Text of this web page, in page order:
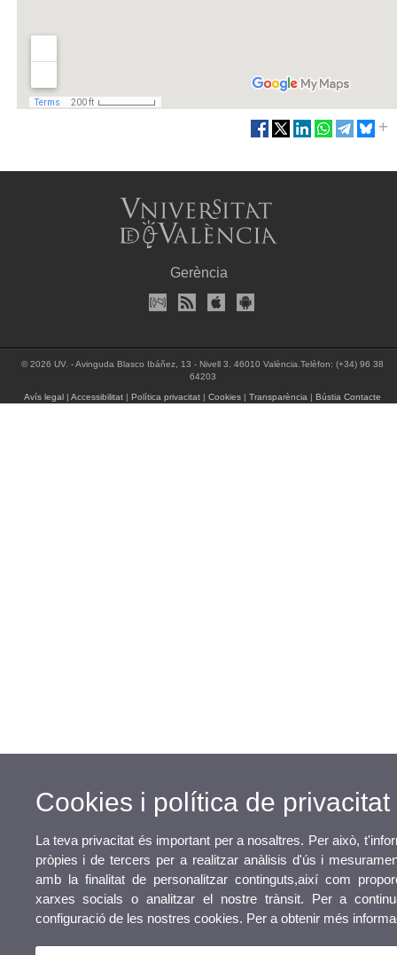
Gerència
© 2026 UV. - Avinguda Blasco Ibáñez, 13 - Nivell 3. 46010 València.Telèfon: (+34) 96 38
64203
Avís legal |Accessibilitat |Política privacitat |Cookies |Transparència |Bústia Contacte
Cookies i política de privacitat
La teva privacitat és important per a nosaltres. Per això,
pròpies i de tercers per a realitzar anàlisis d'ús i
amb la finalitat de personalitzar continguts,així com
xarxes socials o analitzar el nostre trànsit. Per a
configuració de les nostres cookies. Per a obtenir més